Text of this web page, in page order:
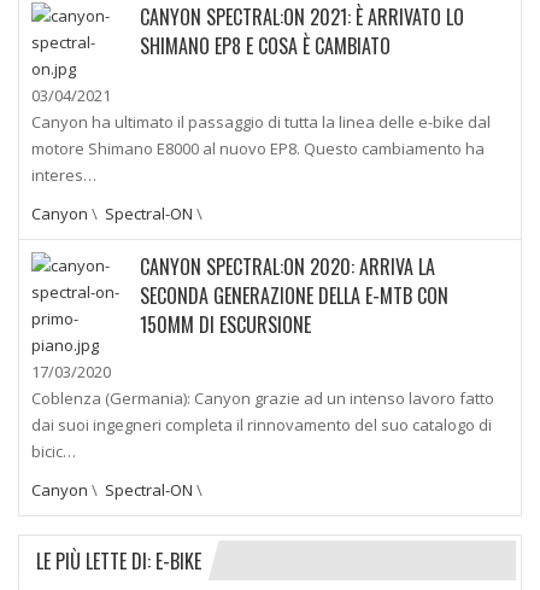
CANYON SPECTRAL:ON 2021: È ARRIVATO LO
SHIMANO EP8 E COSA È CAMBIATO
03/04/2021
Canyon ha ultimato il passaggio di tutta la linea delle e-bike dal
motore Shimano E8000 al nuovo EP8. Questo cambiamento ha
interes…
Canyon \ Spectral-ON \
CANYON SPECTRAL:ON 2020: ARRIVA LA
SECONDA GENERAZIONE DELLA E-MTB CON
150MM DI ESCURSIONE
17/03/2020
Coblenza (Germania): Canyon grazie ad un intenso lavoro fatto
dai suoi ingegneri completa il rinnovamento del suo catalogo di
bicic…
Canyon \ Spectral-ON \
LE PIÙ LETTE DI: E-BIKE